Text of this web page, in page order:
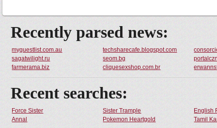
Recently parsed news:
myguestlist.com.au techsharecafe.blogspot.com
sagatwilight.ru
seom.bg
farmerama.biz
cliquesexshop.com.br
Recent searches:
Force Sister Sister Trample
English
Annal
Pokemon Heartgold Tamil